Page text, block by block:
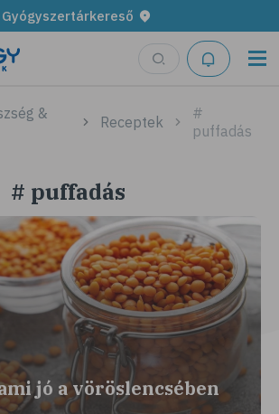
Gyógyszertárkereső
&
Receptek
#
puffadás
# puffadás
jó a vöröslencsében